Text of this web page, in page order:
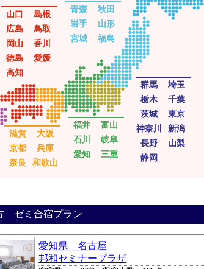
青森
秋田
岩手
山形
宮城
福島
群馬
埼玉
栃木
千葉
茨城
東京
神奈川
新潟
長野
山梨
静岡
福井
富山
石川
岐阜
愛知
三重
滋賀
大阪
京都
兵庫
奈良
和歌山
山口
島根
広島
鳥取
岡山
香川
徳島
愛媛
高知
ゼミ合宿プラン
愛知県 名古屋
邦和セミナープラザ